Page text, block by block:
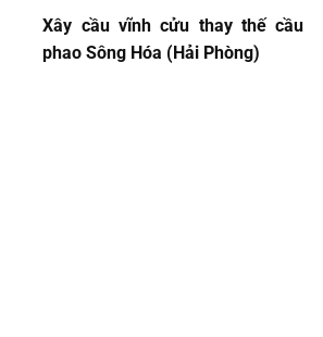
Xây cầu vĩnh cửu thay thế cầu
phao Sông Hóa (Hải Phòng)